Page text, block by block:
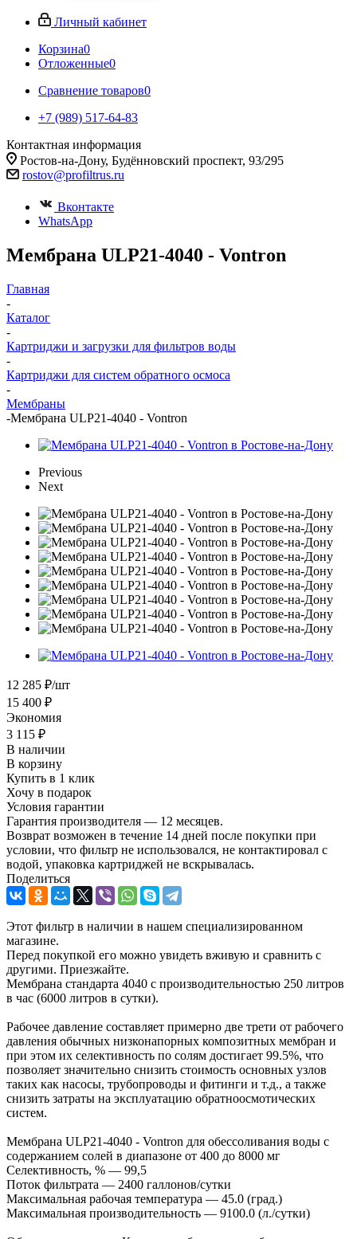
Личный кабинет
Корзина0
Отложенные0
Сравнение товаров0
+7 (989) 517-64-83
Контактная информация
Ростов-на-Дону, Будённовский проспект, 93/295
rostov@profiltrus.ru
Вконтакте
WhatsApp
Мембрана ULP21-4040 - Vontron
Главная
-
Каталог
-
Картриджи и загрузки для фильтров воды
-
Картриджи для систем обратного осмоса
-
Мембраны
-Мембрана ULP21-4040 - Vontron
Previous
Next
12 285 ₽/шт
15 400 ₽
Экономия
3 115 ₽
В наличии
В корзину
Купить в 1 клик
Хочу в подарок
Условия гарантии
Гарантия производителя — 12 месяцев.
Возврат возможен в течение 14 дней после покупки при
условии, что фильтр не использовался, не контактировал с
водой, упаковка картриджей не вскрывалась.
Поделиться
Этот фильтр в наличии в нашем специализированном
магазине.
Перед покупкой его можно увидеть вживую и сравнить с
другими. Приезжайте.
Мембрана стандарта 4040 с производительностью 250 литров
в час (6000 литров в сутки).
Рабочее давление составляет примерно две трети от рабочего
давления обычных низконапорных композитных мембран и
при этом их селективность по солям достигает 99.5%, что
позволяет значительно снизить стоимость основных узлов
таких как насосы, трубопроводы и фитинги и т.д., а также
снизить затраты на эксплуатацию обратноосмотических
систем.
Мембрана ULP21-4040 - Vontron для обессоливания воды с
содержанием солей в диапазоне от 400 до 8000 мг
Селективность, % — 99,5
Поток фильтрата — 2400 галлонов/сутки
Максимальная рабочая температура — 45.0 (град.)
Максимальная производительность — 9100.0 (л./сутки)